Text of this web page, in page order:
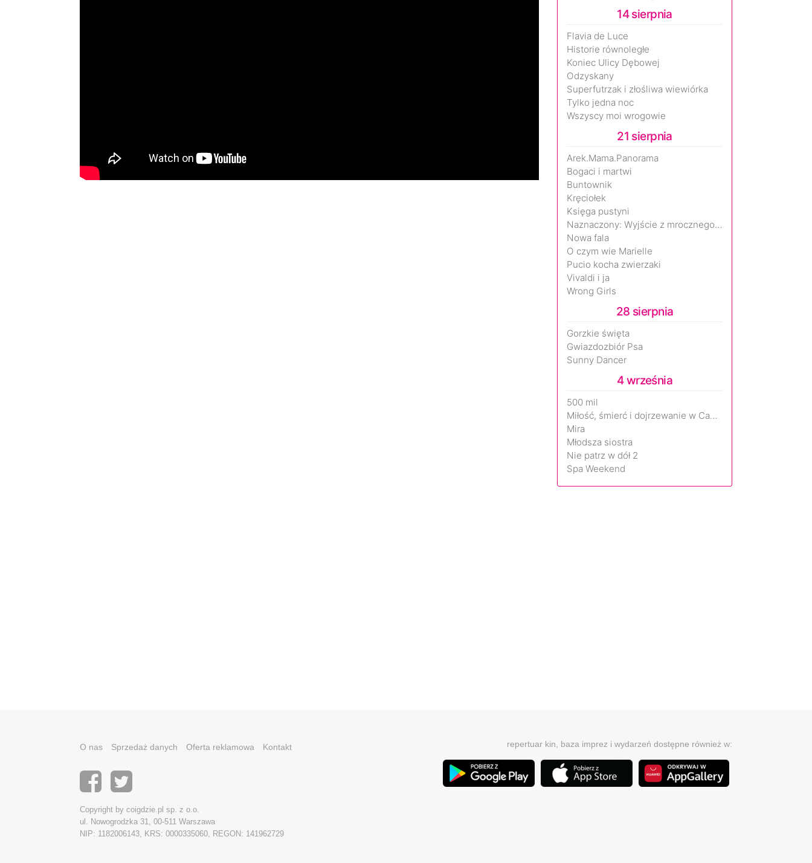
14 sierpnia
Flavia de Luce
Historie równoległe
Koniec Ulicy Dębowej
Odzyskany
Superfutrzak i złośliwa wiewiórka
Tylko jedna noc
Wszyscy moi wrogowie
21 sierpnia
Arek.Mama.Panorama
Bogaci i martwi
Buntownik
Kręciołek
Księga pustyni
Naznaczony: Wyjście z mrocznego wymiaru
Nowa fala
O czym wie Marielle
Pucio kocha zwierzaki
Vivaldi i ja
Wrong Girls
28 sierpnia
Gorzkie święta
Gwiazdozbiór Psa
Sunny Dancer
4 września
500 mil
Miłość, śmierć i dojrzewanie w Camp Miasma
Mira
Młodsza siostra
Nie patrz w dół 2
Spa Weekend
O nas Sprzedaż danych Oferta reklamowa Kontakt
Copyright by coigdzie.pl sp. z o.o.
ul. Nowogrodzka 31, 00-511 Warszawa
NIP: 1182006143, KRS: 0000335060, REGON: 141962729
repertuar kin, baza imprez i wydarzeń dostępne również w: